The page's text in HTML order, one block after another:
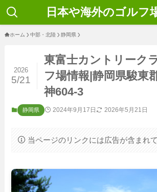
日本や海外のゴルフ
ホーム 中部・北陸 静岡県
東富士カントリーク
フ場情報|静岡県駿東
神604-3
2026
5/21
静岡県 2024年9月17日 2026年5月21日
当ページのリンクには広告が含まれて